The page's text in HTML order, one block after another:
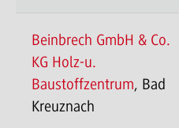
Beinbrech GmbH & Co.
KG Holz-u.
Baustoffzentrum, Bad
Kreuznach